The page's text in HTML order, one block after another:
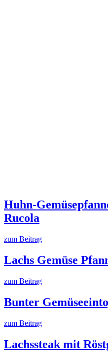
Huhn-
Rucola
zum Beitrag
Lachs Gemüse
zum Beitrag
Bunter
zum Beitrag
Lachssteak mit